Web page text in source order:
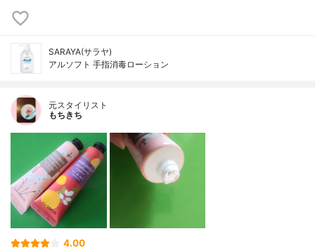
SARAYA(サラヤ)
アルソフト 手指消毒ローション
元スタイリスト
もちきち
4.00